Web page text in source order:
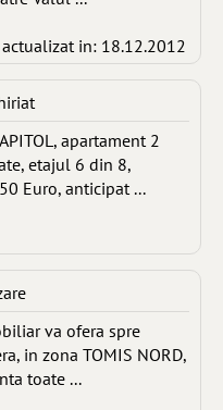
in: 18.12.2012
apartament 2
etajul 6 din 8,
Euro, anticipat ...
va ofera spre
in zona TOMIS NORD,
toate ...